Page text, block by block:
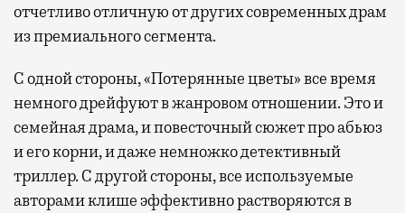
отчетливо отличную от других современных драм
из премиального сегмента.
С одной стороны, «Потерянные цветы» все время
немного дрейфуют в жанровом отношении. Это и
семейная драма, и повесточный сюжет про абьюз
и его корни, и даже немножко детективный
триллер. С другой стороны, все используемые
авторами клише эффективно растворяются в